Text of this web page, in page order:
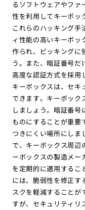
るソフトウェアやファ
性を利用してキーボッ
これらのハッキング手
ィ性能の高いキーボッ
作られ、ピッキングに
う。また、暗証番号だ
高度な認証方式を採用
キーボックスは、セキ
できます。キーボック
しましょう。暗証番号
ものにすることが重要
つきにくい場所にしま
で、キーボックス周辺
ーボックスの製造メー
を定期的に適用するこ
には、脆弱性を修正す
スクを軽減することが
すが、セキュリティリ